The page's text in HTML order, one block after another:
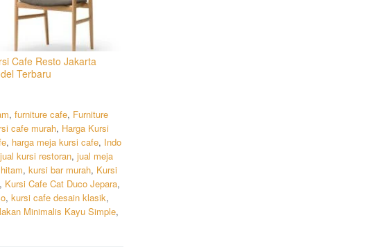
Cafe Resto Jakarta
Terbaru
, furniture cafe, Furniture
cafe murah, Harga Kursi
, harga meja kursi cafe, Indo
jual kursi restoran, jual meja
, kursi bar murah, Kursi
, Kursi Cafe Cat Duco Jepara,
, kursi cafe desain klasik,
Minimalis Kayu Simple,